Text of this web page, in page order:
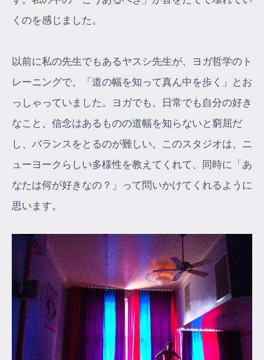
くのを感じました。
以前に私の先生でもあるヤスシ先生が、ヨガ哲学のト
レーニングで、「道の幅を知って真ん中を歩く」とお
っしゃっていました。ヨガでも、日常でも自分の好き
なこと、信念はあるものの道幅を知らないと窮屈だ
し、バランスをとるのが難しい。このスタジオは、ニ
ューヨークらしい多様性を教えてくれて、同時に「あ
なたは何が好きなの？」って問いかけてくれるように
思います。